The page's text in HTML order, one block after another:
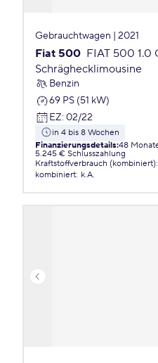
Gebrauchtwagen | 2021
Fiat 500 FIAT 500 1.0
Schräghecklimousine
Benzin
69 PS (51 kW)
EZ: 02/22
in 4 bis 8 Wochen
Finanzierungsdetails:48
5.245 € Schlusszahlung
Kraftstoffverbrauch (kombiniert):
kombiniert: k.A.